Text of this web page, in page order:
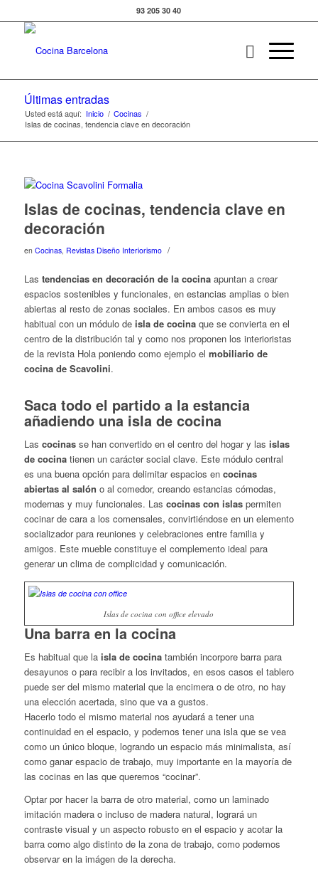
93 205 30 40
Últimas entradas
Usted está aquí: Inicio / Cocinas /
Islas de cocinas, tendencia clave en decoración
Islas de cocinas, tendencia clave en
decoración
en Cocinas, Revistas Diseño Interiorismo /
Las tendencias en decoración de la cocinaapuntan a crear
espacios sostenibles y funcionales, en estancias amplias o bien
abiertas al resto de zonas sociales. En ambos casos es muy
habitual con un módulo de isla de cocinaque se convierta en el
centro de la distribución tal y como nos proponen los interioristas
de la revista Hola poniendo como ejemplo el mobiliario de
cocina de Scavolini.
Saca todo el partido a la estancia
añadiendo una isla de cocina
Las cocinasse han convertido en el centro del hogar y las islas
de cocinatienen un carácter social clave. Este módulo central
es una buena opción para delimitar espacios en cocinas
abiertas al salón o al comedor, creando estancias cómodas,
modernas y muy funcionales. Las cocinas con islaspermiten
cocinar de cara a los comensales, convirtiéndose en un elemento
socializador para reuniones y celebraciones entre familia y
amigos. Este mueble constituye el complemento ideal para
generar un clima de complicidad y comunicación.
Islas de cocina con office elevado
Una barra en la cocina
Es habitual que la isla de cocinatambién incorpore barra para
desayunos o para recibir a los invitados, en esos casos el tablero
puede ser del mismo material que la encimera o de otro, no hay
una elección acertada, sino que va a gustos.
Hacerlo todo el mismo material nos ayudará a tener una
continuidad en el espacio, y podemos tener una isla que se vea
como un único bloque, logrando un espacio más minimalista, así
como ganar espacio de trabajo, muy importante en la mayoría de
las cocinas en las que queremos “cocinar”.
Optar por hacer la barra de otro material, como un laminado
imitación madera o incluso de madera natural, logrará un
contraste visual y un aspecto robusto en el espacio y acotar la
barra como algo distinto de la zona de trabajo, como podemos
observar en la imágen de la derecha.